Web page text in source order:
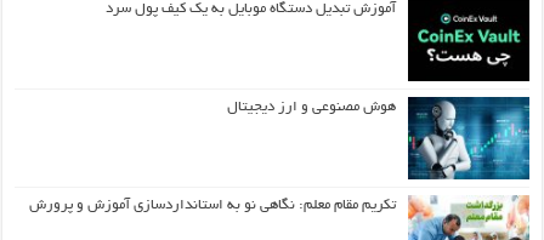
آموزش تبدیل دستگاه موبایل به یک کیف‌ پول سرد
هوش مصنوعی و ارز دیجیتال
تکریم مقام معلم: نگاهی نو به استانداردسازی آموزش و پرورش